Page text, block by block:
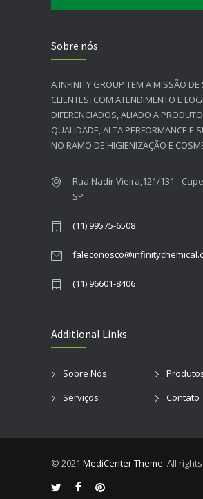
Sobre nós
A INFINITY GROUP TEM A MISSÃO DE
CLIENTES, COM ATENDIMENTO E
DIFERENCIADOS, ALIADO A
QUALIDADE, ALTA PERFORMANCE E
NO RAMO DE HIGIENIZAÇÃO E
Rua Nadir Vieira,121/131 -
SP
(11) 99575-6508
(11) 96601-8406
Additional Links
Sobre Nós
Serviços
Contato
© 2021 MediCenter Theme. All